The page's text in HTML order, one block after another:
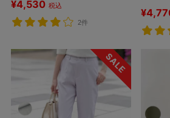
¥4,530 税込
2件
¥